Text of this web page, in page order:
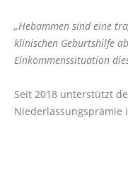
Hebammen sind eine
klinischen Geburtshilfe
Einkommenssituation
Seit 2018 unterstützt
Niederlassungsprämie